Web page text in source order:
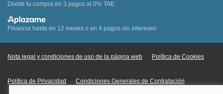
Divide tu compra en 3 pagos al 0% TAE
Financia hasta en 12 meses o en 4 pagos sin intereses
Nota legal y condiciones de uso de la página web Política de Cookies
Política de Privacidad Condiciones Generales de Contratación